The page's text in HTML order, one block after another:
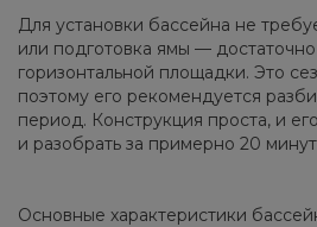
Для установки бассейна не
или подготовка ямы —
горизонтальной площадки. Это
поэтому его рекомендуется
период. Конструкция проста, и
и разобрать за примерно 20
Основные характеристики